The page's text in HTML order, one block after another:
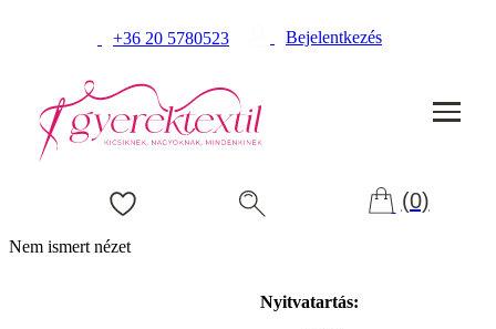
+36 20 5780523 Bejelentkezés
(0)
Nem ismert nézet
Nyitvatartás: